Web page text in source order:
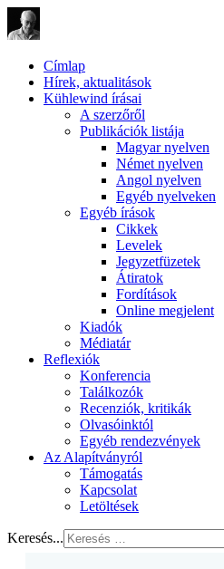
Címlap
Hírek, aktualitások
Kühlewind írásai
A szerzőről
Publikációk listája
Magyar nyelven
Német nyelven
Angol nyelven
Egyéb nyelveken
Egyéb írások
Cikkek
Levelek
Jegyzetfüzetek
Átiratok
Fordítások
Online megjelent
Kiadók
Médiatár
Reflexiók
Konferencia
Találkozók
Recenziók, kritikák
Olvasóinktól
Egyéb rendezvények
Az Alapítványról
Támogatás
Kapcsolat
Letöltések
Keresés...